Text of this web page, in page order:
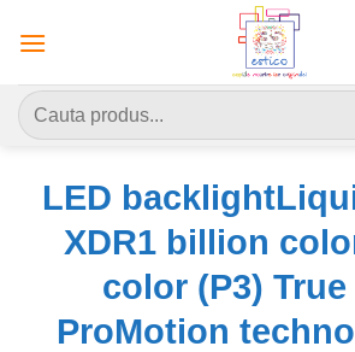
Caută
după:
LED
XDR1 billion
color (P3) True
ProMotion